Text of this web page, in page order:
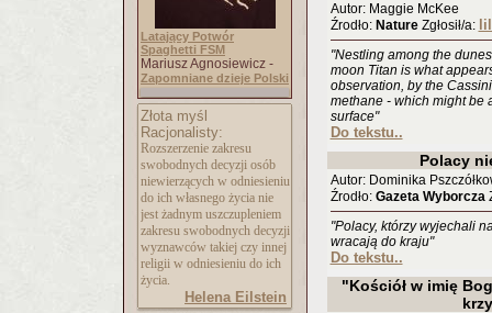
Latający Potwór
Spaghetti FSM
Mariusz Agnosiewicz -
Zapomniane dzieje Polski
Złota myśl
Racjonalisty:
Rozszerzenie zakresu
swobodnych decyzji osób
niewierzących w odniesieniu
do ich własnego życia nie
jest żadnym uszczupleniem
zakresu swobodnych decyzji
wyznawców takiej czy innej
religii w odniesieniu do ich
życia.
Helena Eilstein
Autor: Maggie McKee
Źrodło: NatureZgłosił/a:
"Nestling among the
moon Titan is what
observation, by the
methane - which might be
surface"
Do tekstu..
Polacy
Autor: Dominika
Źrodło: Gazeta Wyborcza
"Polacy, którzy wyjechali
wracają do kraju"
Do tekstu..
"Kościół w imię